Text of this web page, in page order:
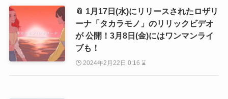
📎 1月17日(水)にリリースされたロザリ
ーナ「タカラモノ」のリリックビデオ
が 公開！3月8日(金)にはワンマンライ
ブも！
2024年2月22日 0:16 ⌛